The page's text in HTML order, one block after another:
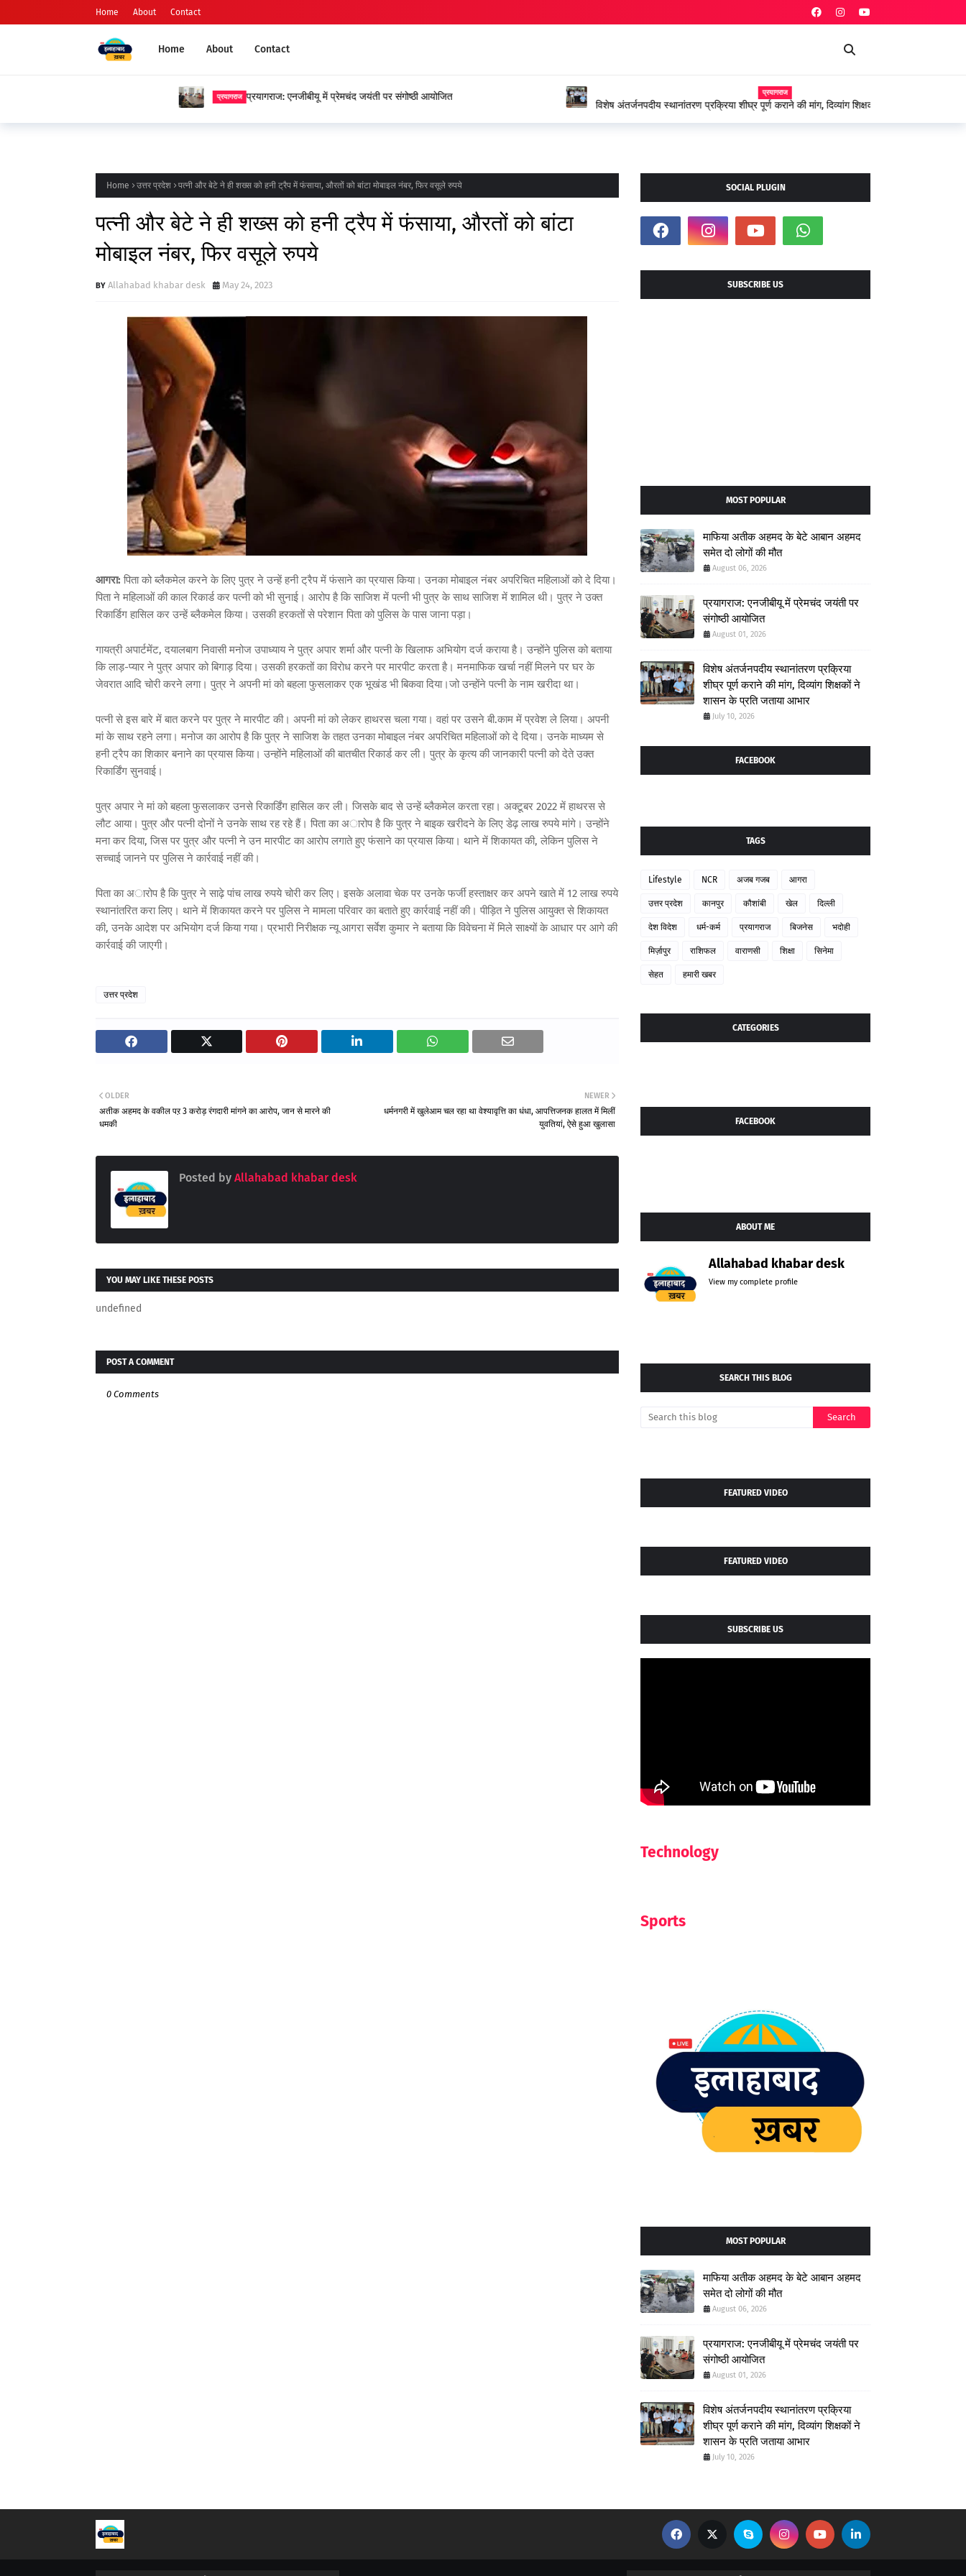
Home About Contact
Home About Contact
प्रयागराज: एनजीबीयू में प्रेमचंद जयंती पर संगोष्ठी आयोजित
विशेष अंतर्जनपदीय स्थानांतरण प्रक्रिया शीघ्र पूर्ण कराने की मांग, दिव्यांग शिक्षकों ने शासन के प्रति
Home उत्तर प्रदेश पत्नी और बेटे ने ही शख्स को हनी ट्रैप में फंसाया, औरतों को बांटा मोबाइल नंबर, फिर वसूले रुपये
पत्नी और बेटे ने ही शख्स को हनी ट्रैप में फंसाया, औरतों को बांटा
मोबाइल नंबर, फिर वसूले रुपये
Allahabad khabar desk May 24, 2023
आगरा: पिता को ब्लैकमेल करने के लिए पुत्र ने उन्हें हनी ट्रैप में फंसाने का प्रयास किया। उनका मोबाइल नंबर अपरिचित महिलाओं को दे दिया।
पिता ने महिलाओं की काल रिकार्ड कर पत्नी को भी सुनाई। आरोप है कि साजिश में पत्नी भी पुत्र के साथ साजिश में शामिल थी। पुत्र ने उक्त
रिकार्डिग हासिल कर उन्हें ब्लैकमेल किया। उसकी हरकतों से परेशान पिता को पुलिस के पास जाना पड़ा।
गायत्री अपार्टमेंट, दयालबाग निवासी मनोज उपाध्याय ने पुत्र अपार शर्मा और पत्नी के खिलाफ अभियोग दर्ज कराया है। उन्होंने पुलिस को बताया
कि लाड़-प्यार ने पुत्र अपार को बिगाड़ दिया। उसकी हरकतों का विराेध करने पर मारपीट करता है। मनमाफिक खर्चा नहीं मिलने पर घर के
जेवरात आदि चोरी करने लगा। पुत्र ने अपनी मां को बहला फुसलाकर एक भूखंड भी बिकवा दिया।जो उन्होंने पत्नी के नाम खरीदा था।
पत्नी से इस बारे में बात करने पर पुत्र ने मारपीट की। अपनी मां को लेकर हाथरस चला गया। वहां पर उसने बी.काम में प्रवेश ले लिया। अपनी
मां के साथ रहने लगा। मनोज का आरोप है कि पुत्र ने साजिश के तहत उनका मोबाइल नंबर अपरिचित महिलाओं काे दे दिया। उनके माध्यम से
हनी ट्रैप का शिकार बनाने का प्रयास किया। उन्होंने महिलाओं की बातचीत रिकार्ड कर ली। पुत्र के कृत्य की जानकारी पत्नी को देते उक्त
रिकार्डिंग सुनवाई।
पुत्र अपार ने मां को बहला फुसलाकर उनसे रिकार्डिंग हासिल कर ली। जिसके बाद से उन्हें ब्लैकमेल करता रहा। अक्टूबर 2022 में हाथरस से
लौट आया। पुत्र और पत्नी दोनों ने उनके साथ रह रहे हैं। पिता का अारोप है कि पुत्र ने बाइक खरीदने के लिए डेढ़ लाख रुपये मांगे। उन्होंने
मना कर दिया, जिस पर पुत्र और पत्नी ने उन मारपीट का आरोप लगाते हुए फंसाने का प्रयास किया। थाने में शिकायत की, लेकिन पुलिस ने
सच्चाई जानने पर पुलिस ने कार्रवाई नहीं की।
पिता का अारोप है कि पुत्र ने साढ़े पांच लाख रुपये चोरी कर लिए। इसके अलावा चेक पर उनके फर्जी हस्ताक्षर कर अपने खाते में 12 लाख रुपये
स्थानांतरित करा लिए। थाने में शिकायत करने पर पुलिस ने मामला परिवार का बताते हुए कार्रवाई नहीं की। पीड़ित ने पुलिस आयुक्त से शिकायत
की, उनके आदेश पर अभियोग दर्ज किया गया। प्रभारी निरीक्षक न्यू आगरा सर्वेश कुमार ने बताया कि विवेचना में मिले साक्ष्यों के आधार पर आगे की
कार्रवाई की जाएगी।
उत्तर प्रदेश
NEWER
धर्मनगरी में खुलेआम चल रहा था वेश्यावृत्ति का धंधा, आपत्तिजनक हालत में मिलीं
युवतियां, ऐसे हुआ खुलासा
OLDER
अतीक अहमद के वकील पऱ 3 करोड़ रंगदारी मांगने का आरोप, जान से मारने की
धमकी
Posted by Allahabad khabar desk
YOU MAY LIKE THESE POSTS
undefined
POST A COMMENT
0 Comments
SOCIAL PLUGIN
SUBSCRIBE US
MOST POPULAR
माफिया अतीक अहमद के बेटे आबान अहमद
समेत दो लोगों की मौत
August 06, 2026
प्रयागराज: एनजीबीयू में प्रेमचंद जयंती पर
संगोष्ठी आयोजित
August 01, 2026
विशेष अंतर्जनपदीय स्थानांतरण प्रक्रिया
शीघ्र पूर्ण कराने की मांग, दिव्यांग शिक्षकों ने
शासन के प्रति जताया आभार
July 10, 2026
FACEBOOK
TAGS
Lifestyle NCR अजब गजब आगरा
उत्तर प्रदेश कानपुर कौशांबी खेल दिल्ली
देश विदेश धर्म-कर्म प्रयागराज बिजनेस भदोही
मिर्ज़ापुर राशिफल वाराणसी शिक्षा सिनेमा
सेहत हमारी खबर
CATEGORIES
FACEBOOK
ABOUT ME
Allahabad khabar desk
View my complete profile
SEARCH THIS BLOG
FEATURED VIDEO
FEATURED VIDEO
SUBSCRIBE US
Technology
Sports
MOST POPULAR
माफिया अतीक अहमद के बेटे आबान अहमद
समेत दो लोगों की मौत
August 06, 2026
प्रयागराज: एनजीबीयू में प्रेमचंद जयंती पर
संगोष्ठी आयोजित
August 01, 2026
विशेष अंतर्जनपदीय स्थानांतरण प्रक्रिया
शीघ्र पूर्ण कराने की मांग, दिव्यांग शिक्षकों ने
शासन के प्रति जताया आभार
July 10, 2026